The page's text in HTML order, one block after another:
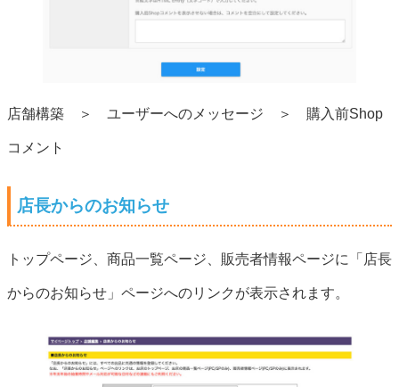
店舗構築 ＞ ユーザーへのメッセージ ＞ 購入前Shop
コメント
店長からのお知らせ
トップページ、商品一覧ページ、販売者情報ページに「店長
からのお知らせ」ページへのリンクが表示されます。